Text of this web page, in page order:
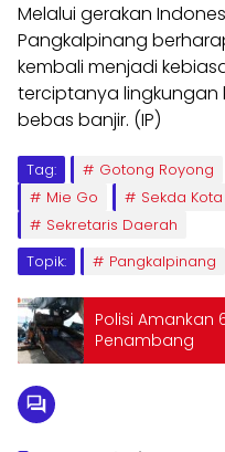
Melalui gerakan
Pangkalpinang
kembali menjadi
terciptanya lingkungan
bebas banjir. (IP)
Tag: Gotong Royong
Mie Go
Sekda
Sekretaris Daerah
Topik:
Pangkalpinang
Polisi Amankan
Penambang